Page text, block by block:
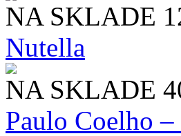
NA SKLADE
Nutella
NA SKLADE
Paulo Coelho